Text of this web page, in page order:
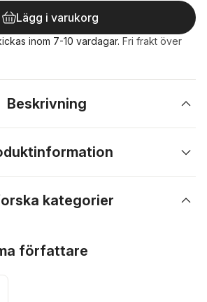
Lägg i varukorg
inom 7-10 vardagar. Fri frakt över
Beskrivning
kategorier
författare